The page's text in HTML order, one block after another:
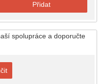
Přidat
spolupráce a doporučte